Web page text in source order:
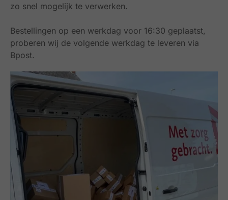
zo snel mogelijk te verwerken.
Bestellingen op een werkdag voor 16:30 geplaatst,
proberen wij de volgende werkdag te leveren via
Bpost.